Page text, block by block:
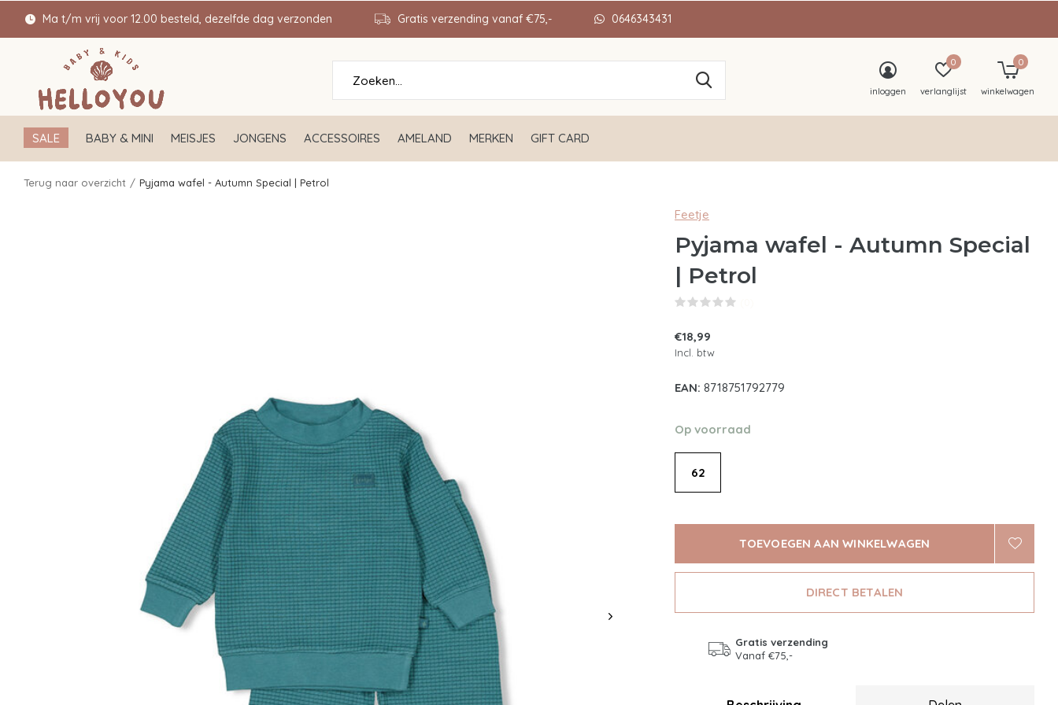
SALE BABY & MINI MEISJES JONGENS ACCESSOIRES AMELAND MERKEN GIFT CARD
inloggen verlanglijst
0
winkelwagen
0
Ma t/m vrij voor 12.00 besteld, dezelfde dag verzonden Gratis verzending vanaf €75,- 0646343431
Terug naar overzicht Pyjama wafel - Autumn Special | Petrol
Feetje
Pyjama wafel - Autumn Special
| Petrol
€18,99
Incl. btw
EAN: 8718751792779
Op voorraad
62
TOEVOEGEN AAN WINKELWAGEN
DIRECT BETALEN
Gratis verzending
Vanaf €75,-